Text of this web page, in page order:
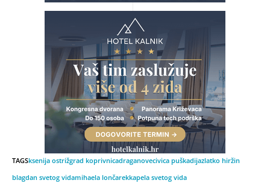
TAGSksenija ostrižgrad koprivnicadraganovecivica puškadijazlatko hiržin
blagdan svetog vidamihaela lončarekkapela svetog vida